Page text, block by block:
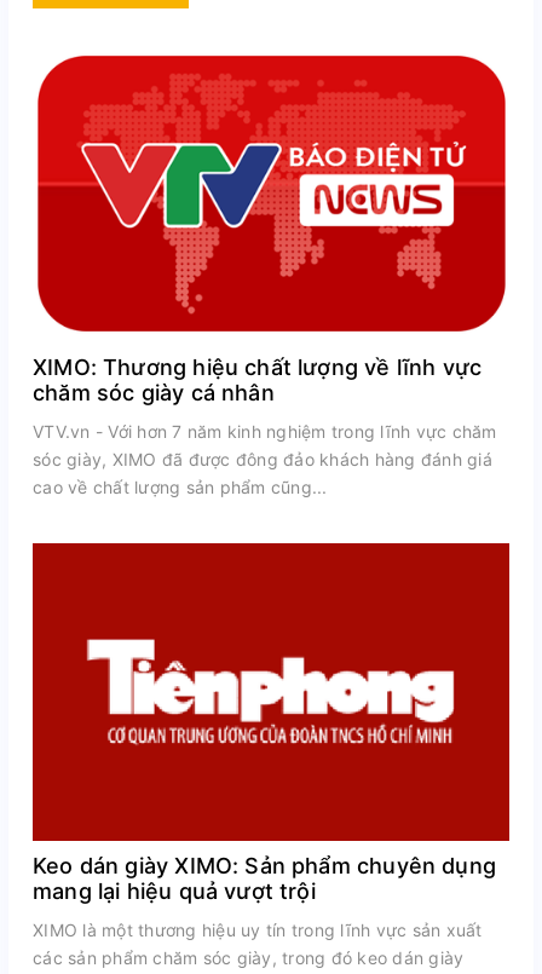
XIMO: Thương hiệu chất lượng về lĩnh vực
chăm sóc giày cá nhân
VTV.vn - Với hơn 7 năm kinh nghiệm trong lĩnh vực chăm
sóc giày, XIMO đã được đông đảo khách hàng đánh giá
cao về chất lượng sản phẩm cũng...
Keo dán giày XIMO: Sản phẩm chuyên dụng
mang lại hiệu quả vượt trội
XIMO là một thương hiệu uy tín trong lĩnh vực sản xuất
các sản phẩm chăm sóc giày, trong đó keo dán giày